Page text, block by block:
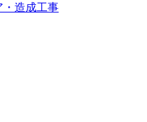
・造成工事